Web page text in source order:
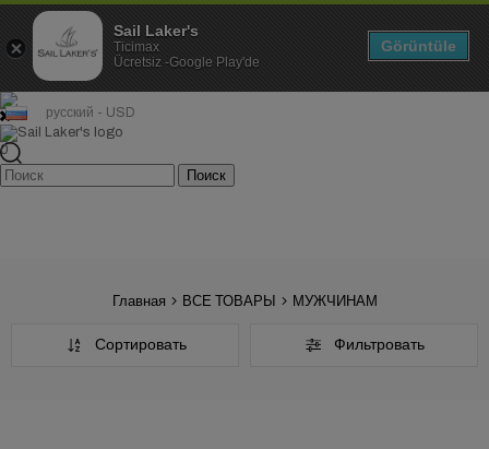
русский - USD
0
Главная ВСЕ ТОВАРЫ МУЖЧИНАМ
Фильтровать
Сортировать
Sail Laker's
Ticimax
Ücretsiz -Google Play'de
Görüntüle